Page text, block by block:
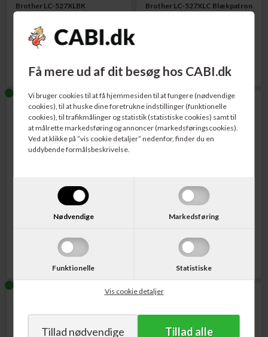
Få mere ud af dit besøg hos CABI.dk
Vi bruger cookies til at få hjemmesiden til at fungere (nødvendige
cookies), til at huske dine foretrukne indstillinger (funktionelle
cookies), til trafikmålinger og statistik (statistiske cookies) samt til
at målrette markedsføring og annoncer (markedsføringscookies).
Ved at klikke på ”vis cookie detaljer” nedenfor, finder du en
uddybende formålsbeskrivelse.
Nødvendige Markedsføring
Funktionelle Statistiske
Vis cookie detaljer
Brother LC-527XLBK
Blækpatron Sort 3.000 sider
402,00 DKK
Brother LC-527XLC Blækpatron
Cyan 2.000 sider
Brother LC-527XLM
Blækpatron Magenta 2.000 sider
255,00
Varenr. LC527XLVAL
Brother LC-527XLVAL
Rabatpakke
hver farve
1.032,00